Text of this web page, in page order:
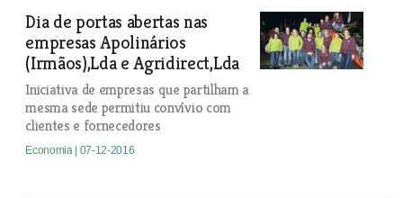
Dia de portas abertas nas
empresas Apolinários
(Irmãos),Lda e Agridirect,Lda
Iniciativa de empresas que partilham a
mesma sede permitiu convívio com
clientes e fornecedores
Economia | 07-12-2016